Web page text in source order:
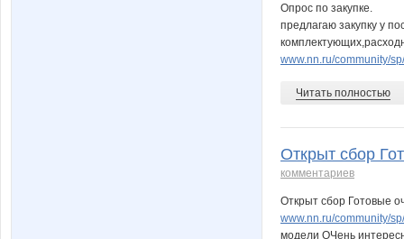
Опрос по закупке.
предлагаю закупку у
www.nn.ru/community/
Читать полностью
Открыт сбор
комментариев
Открыт сбор Готовые
www.nn.ru/community/
модели ОЧень